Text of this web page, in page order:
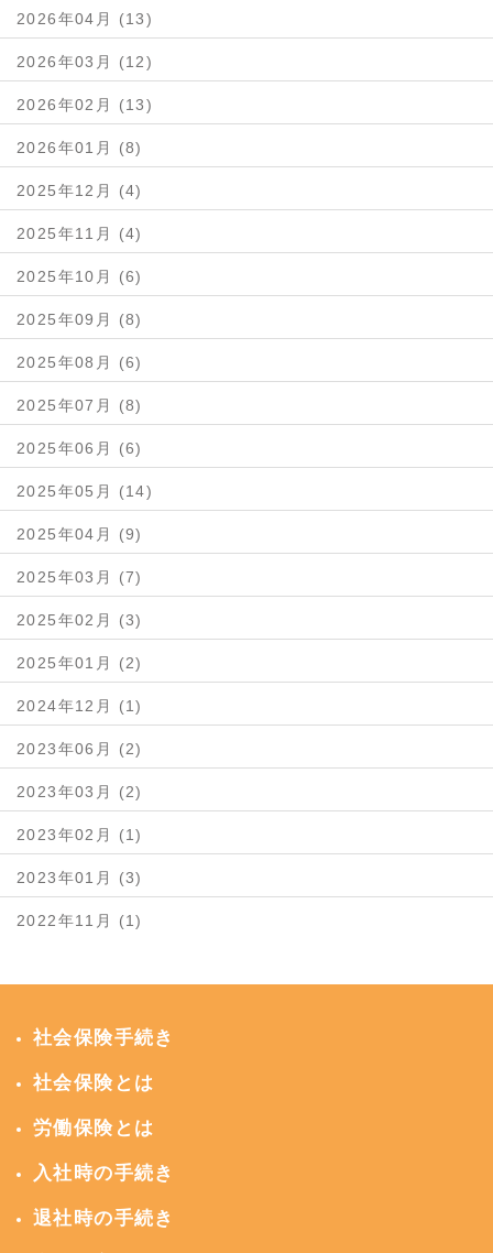
2026年04月 (13)
2026年03月 (12)
2026年02月 (13)
2026年01月 (8)
2025年12月 (4)
2025年11月 (4)
2025年10月 (6)
2025年09月 (8)
2025年08月 (6)
2025年07月 (8)
2025年06月 (6)
2025年05月 (14)
2025年04月 (9)
2025年03月 (7)
2025年02月 (3)
2025年01月 (2)
2024年12月 (1)
2023年06月 (2)
2023年03月 (2)
2023年02月 (1)
2023年01月 (3)
2022年11月 (1)
社会保険手続き
社会保険とは
労働保険とは
入社時の手続き
退社時の手続き